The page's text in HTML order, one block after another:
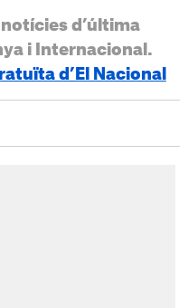
d’última
i Internacional.
d’El Nacional